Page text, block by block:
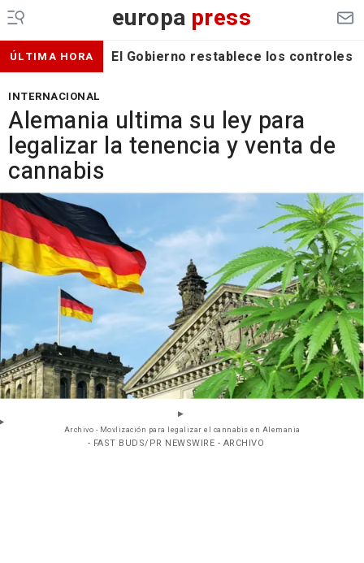
europa press
ÚLTIMA HORA El Gobierno restablece los
INTERNACIONAL
Alemania ultima su ley para
legalizar la tenencia y venta de
cannabis
Archivo - Movlización para legalizar el cannabis en Alemania
- FAST BUDS/PR NEWSWIRE - ARCHIVO